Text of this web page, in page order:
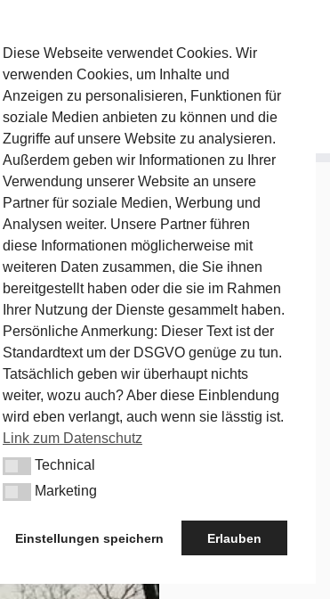
um Pommelsbrunn
Nächstes →
Diese Webseite verwendet Cookies. Wir
verwenden Cookies, um Inhalte und
Anzeigen zu personalisieren, Funktionen für
soziale Medien anbieten zu können und die
Zugriffe auf unsere Website zu analysieren.
Außerdem geben wir Informationen zu Ihrer
Verwendung unserer Website an unsere
Partner für soziale Medien, Werbung und
Analysen weiter. Unsere Partner führen
diese Informationen möglicherweise mit
weiteren Daten zusammen, die Sie ihnen
bereitgestellt haben oder die sie im Rahmen
Ihrer Nutzung der Dienste gesammelt haben.
Persönliche Anmerkung: Dieser Text ist der
Standardtext um der DSGVO genüge zu tun.
Tatsächlich geben wir überhaupt nichts
weiter, wozu auch? Aber diese Einblendung
wird eben verlangt, auch wenn sie lässtig ist.
Link zum Datenschutz
TechnicalTechnical
MarketingMarketing
Einstellungen speichern Erlauben